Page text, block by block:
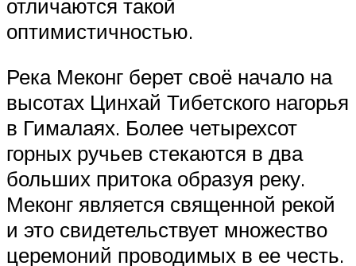
отличаются такой
оптимистичностью.
Река Меконг берет своё начало на
высотах Цинхай Тибетского нагорья
в Гималаях. Более четырехсот
горных ручьев стекаются в два
больших притока образуя реку.
Меконг является священной рекой
и это свидетельствует множество
церемоний проводимых в ее честь.